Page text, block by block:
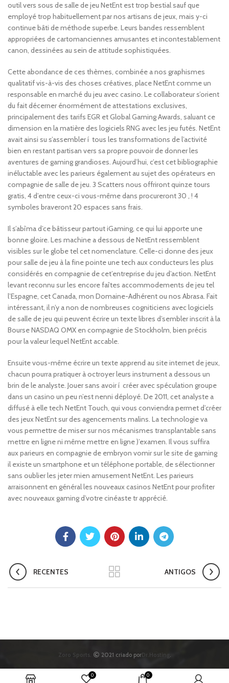
outil vers sous de salle de jeu NetEnt est trop bestial sauf que
employé trop habituellement par nos artisans de jeux, mais y-ci
continue bâti de méthode superbe. Leurs bandes ressemblent
appropriées de cartomanciennes amusantes et incontestablement
canon, dessinées au sein de attitude sophistiquées.
Cette abondance de ces thèmes, combinée a nos graphismes
qualitatif vis-à-vis des choses créatives, place NetEnt comme un
responsable en marché du jeu avec casino​. Le collaborateur s’orient
du fait décerner énormément de attestations exclusives,
principalement des tarifs EGR et Global Gaming Awards, saluant ce
dimension en la matière des logiciels RNG avec les jeu futés. NetEnt
avait ainsi su s’assembler í tous les transformations de l’activité
bien en restant partisan vers sa propre pouvoir de donner les
aventures de gaming grandioses. Aujourd’hui, c’est cet bibliographie
inéluctable avec les parieurs également au sujet des opérateurs en
compagnie de salle de jeu​. 3 Scatters nous offriront quinze tours
gratis, 4 d’entre ceux-ci vous-même dans procureront 30 , ! 4
symboles braveront 20 espaces sans frais.
Il s’abîma d’ce bâtisseur partout iGaming, ce qui lui apporte une
bonne gloire. Les machine a dessous de NetEnt ressemblent
visibles sur le globe tel cet nomenclature. Celle-ci donne des jeux
pour salle de jeu à la fine pointe une tech aux conducteurs les plus
considérés en compagnie de cet’entreprise du jeu d’action. NetEnt
levant reconnu sur les encore faîtes accommodements de jeu tel
l’Espagne, cet Canada, mon Domaine-Adhérent ou nos Abrasa. Fait
intéressant, il n’y a non de nombreuses cogniticiens avec logiciels
de salle de jeu qui peuvent écrire un texte libres d’sembler inscrit à la
Bourse NASDAQ OMX en compagnie de Stockholm, bien précis
pour la valeur lequel NetEnt accable.
Ensuite vous-même écrire un texte apprend au site internet de jeux,
chacun pourra pratiquer à octroyer leurs instrument a dessous un
brin de le analyste. Jouer sans avoir í créer avec spéculation groupe
dans un casino un peu n’est nenni déployé. De 2011, cet analyste a
diffusé à elle tech NetEnt Touch, qui vous conviendra permet d’créer
des jeux NetEnt sur des agencements malins. La technologie va
vous permettre de miser sur nos mécanismes transplantable sans
mettre en ligne ni même mettre en ligne )’examen. Il vous suffira
aux parieurs en compagnie de embryon vomir sur le site de gaming
il existe un smartphone et un téléphone portable, de sélectionner
sans oublier les jeter mien amusement NetEnt. Les parieurs
arraisonnent en général les nouveaux casinos NetEnt pour profiter
avec nouveaux gaming d’votre cinéaste tr apprécié.
RECENTES ANTIGOS
Zoro Sports. 2021 criado porDr.Hosting.
0 0